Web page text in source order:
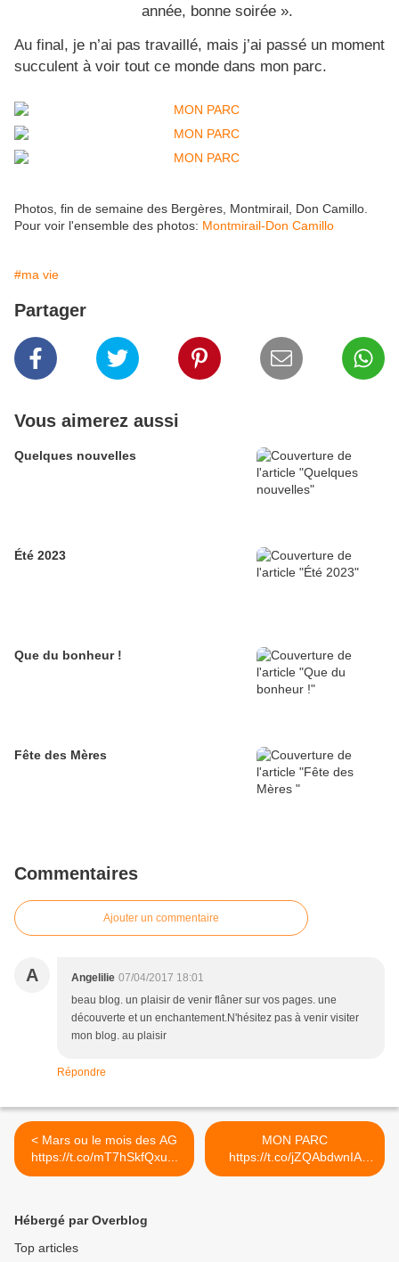
année, bonne soirée ».
Au final, je n’ai pas travaillé, mais j’ai passé un moment
succulent à voir tout ce monde dans mon parc.
Photos, fin de semaine des Bergères, Montmirail, Don Camillo.
Pour voir l'ensemble des photos: Montmirail-Don Camillo
#ma vie
Partager
Vous aimerez aussi
Quelques nouvelles
Été 2023
Que du bonheur !
Fête des Mères
Commentaires
Ajouter un commentaire
A Angelilie 07/04/2017 18:01
beau blog. un plaisir de venir flâner sur vos pages. une
découverte et un enchantement.N'hésitez pas à venir visiter
mon blog. au plaisir
Répondre
< Mars ou le mois des AG
https://t.co/mT7hSkfQxu...
MON PARC
https://t.co/jZQAbdwnIA
#mavie >
Hébergé par Overblog
Top articles